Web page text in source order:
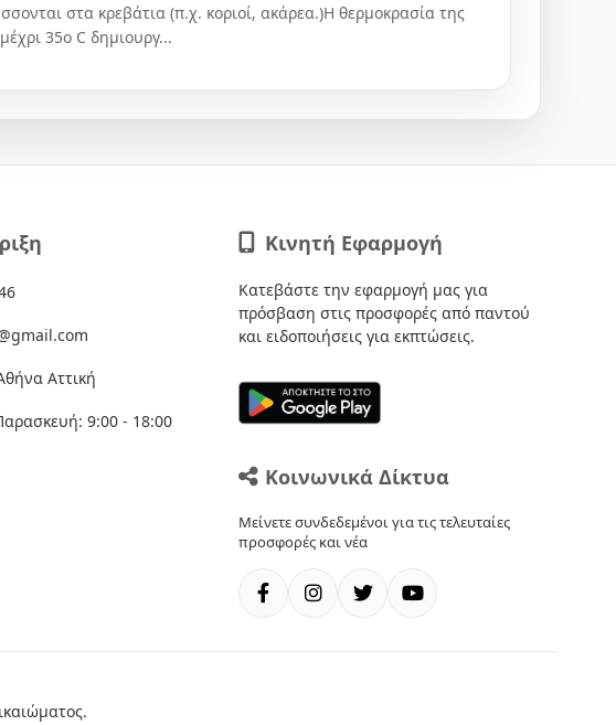
στα κρεβάτια (π.χ. κοριοί, ακάρεα.)Η θερμοκρασία της
35ο C δημιουργ...
Αττική
9:00 - 18:00
Κινητή Εφαρμογή
Κατεβάστε την εφαρμογή μας για
πρόσβαση στις προσφορές από παντού
και ειδοποιήσεις για εκπτώσεις.
Κοινωνικά Δίκτυα
Μείνετε συνδεδεμένοι για τις τελευταίες
προσφορές και νέα